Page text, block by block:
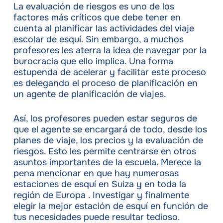
La evaluación de riesgos es uno de los
factores más críticos que debe tener en
cuenta al planificar las actividades del viaje
escolar de esquí. Sin embargo, a muchos
profesores les aterra la idea de navegar por la
burocracia que ello implica. Una forma
estupenda de acelerar y facilitar este proceso
es delegando el proceso de planificación en
un agente de planificación de viajes.
Así, los profesores pueden estar seguros de
que el agente se encargará de todo, desde los
planes de viaje, los precios y la evaluación de
riesgos. Esto les permite centrarse en otros
asuntos importantes de la escuela. Merece la
pena mencionar en que hay numerosas
estaciones de esquí en Suiza y en toda la
región de Europa . Investigar y finalmente
elegir la mejor estación de esquí en función de
tus necesidades puede resultar tedioso.